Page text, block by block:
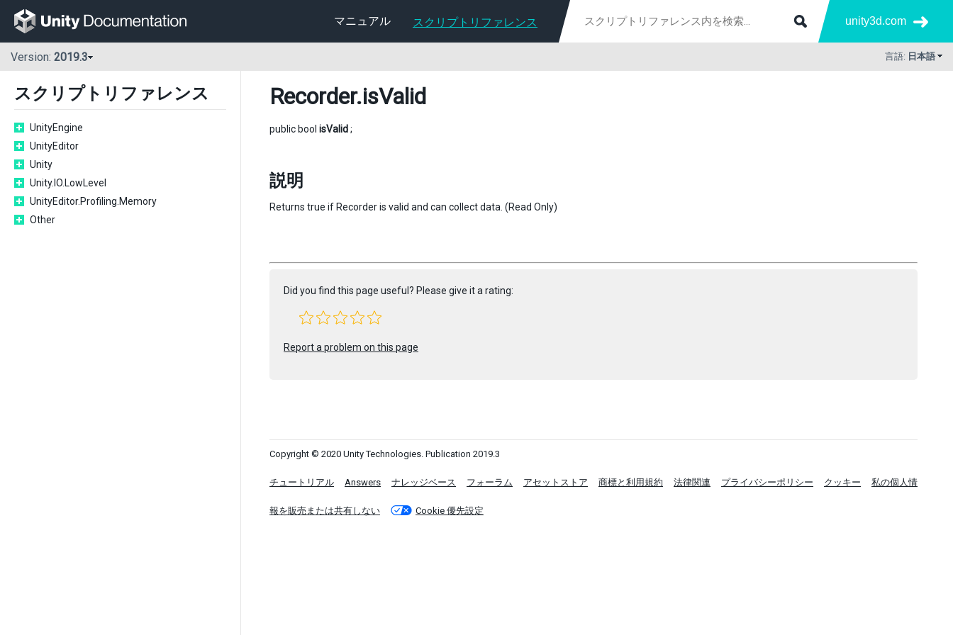
マニュアル スクリプトリファレンス unity3d.com
Version: 2019.3 言語: 日本語
スクリプトリファレンス
UnityEngine
UnityEditor
Unity
Unity.IO.LowLevel
UnityEditor.Profiling.Memory
Other
Recorder.isValid
public bool isValid;
説明
Returns true if Recorder is valid and can collect data. (Read Only)
Did you find this page useful? Please give it a rating:
Report a problem on this page
Copyright © 2020 Unity Technologies. Publication 2019.3
チュートリアル Answers ナレッジベース フォーラム アセットストア 商標と利用規約 法律関連 プライバシーポリシー クッキー 私の個人情
報を販売または共有しない Cookie 優先設定